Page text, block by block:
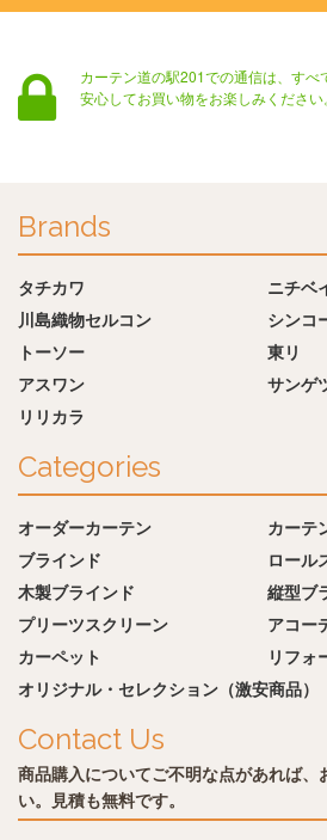
カーテン道の駅201での通信は、すべ
安心してお買い物をお楽しみください。
Brands
タチカワ
ニチベ
川島織物セルコン
シンコ
トーソー
東リ
アスワン
サンゲ
リリカラ
Categories
オーダーカーテン
カーテ
ブラインド
ロール
木製ブラインド
縦型ブ
プリーツスクリーン
アコー
カーペット
リフォ
オリジナル・セレクション（激安商品）
Contact Us
商品購入についてご不明な点があれば、
い。見積も無料です。